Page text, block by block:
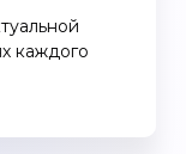
каждого